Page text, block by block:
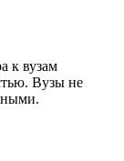
к вузам
Вузы не